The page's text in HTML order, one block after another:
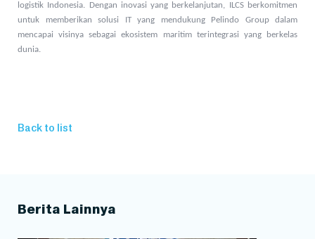
logistik Indonesia. Dengan inovasi yang berkelanjutan, ILCS berkomitmen
untuk memberikan solusi IT yang mendukung Pelindo Group dalam
mencapai visinya sebagai ekosistem maritim terintegrasi yang berkelas
dunia.
Back to list
Berita Lainnya